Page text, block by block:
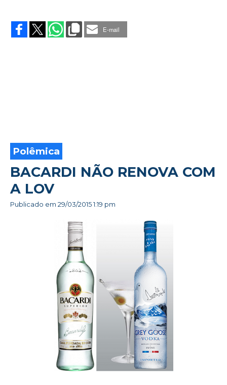
CRAQUES
DIGITAIS
E-mail
Polêmica
BACARDI NÃO RENOVA COM
A LOV
Publicado em 29/03/2015 1:19 pm